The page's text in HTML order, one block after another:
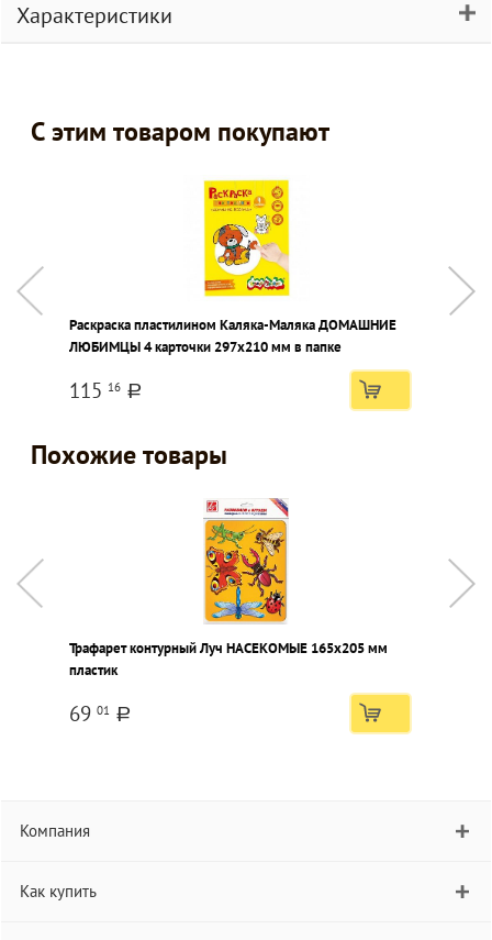
Характеристики
С этим товаром покупают
Раскраска пластилином Каляка-Маляка ДОМАШНИЕ
ЛЮБИМЦЫ 4 карточки 297х210 мм в папке
115 16 a
Похожие товары
Трафарет контурный Луч НАСЕКОМЫЕ 165х205 мм
пластик
69 01 a
Компания
Как купить